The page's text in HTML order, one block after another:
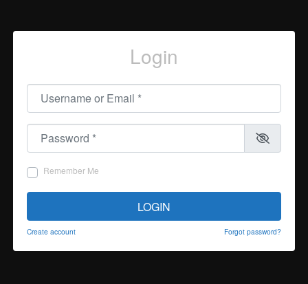
Login
Username or Email
Password
Remember Me
LOGIN
Create account Forgot password?